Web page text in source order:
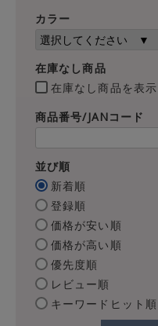
カラー
在庫なし商品
在庫なし商品を表示
商品番号/JANコード
並び順
新着順
登録順
価格が安い順
価格が高い順
優先度順
レビュー順
キーワードヒット順